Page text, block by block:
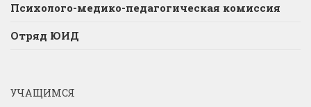
Психолого-медико-педагогическая комиссия
Отряд ЮИД
УЧАЩИМСЯ